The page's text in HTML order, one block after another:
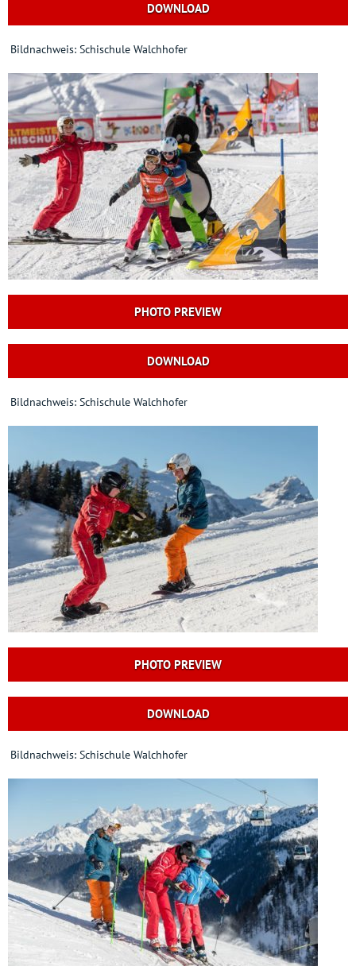
DOWNLOAD
Bildnachweis: Schischule Walchhofer
PHOTO PREVIEW
DOWNLOAD
Bildnachweis: Schischule Walchhofer
PHOTO PREVIEW
DOWNLOAD
Bildnachweis: Schischule Walchhofer